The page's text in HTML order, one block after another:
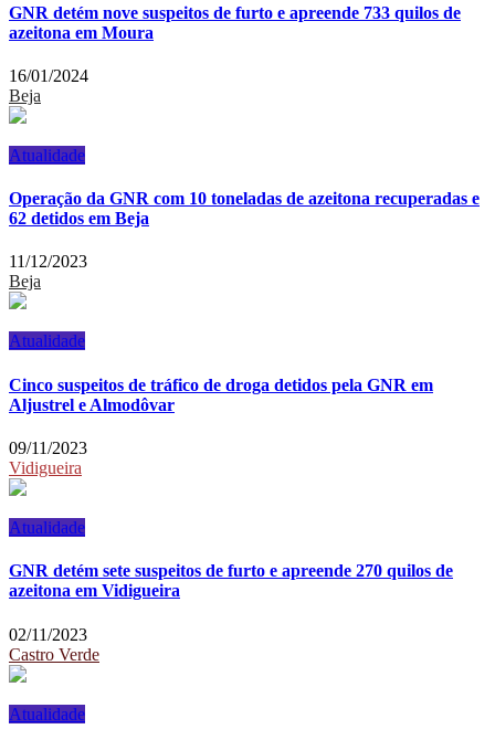
GNR detém nove suspeitos de furto e apreende 733 quilos de
azeitona em Moura
16/01/2024
Beja
Atualidade
Operação da GNR com 10 toneladas de azeitona recuperadas e
62 detidos em Beja
11/12/2023
Beja
Atualidade
Cinco suspeitos de tráfico de droga detidos pela GNR em
Aljustrel e Almodôvar
09/11/2023
Vidigueira
Atualidade
GNR detém sete suspeitos de furto e apreende 270 quilos de
azeitona em Vidigueira
02/11/2023
Castro Verde
Atualidade